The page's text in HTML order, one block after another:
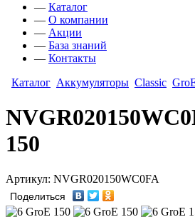
— Каталог
— О компании
— Акции
— База знаний
— Контакты
Каталог Аккумуляторы Classic
150
Артикул: NVGR020150WC0FA
Поделиться